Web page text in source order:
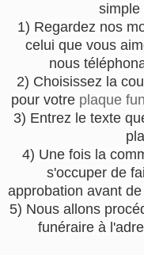
simple
1) Regardez nos
celui que vous
nous
2) Choisissez la
pour votre plaque
3) Entrez le texte
4) Une fois la
s'occuper de
approbation avant
5) Nous allons
funéraire à